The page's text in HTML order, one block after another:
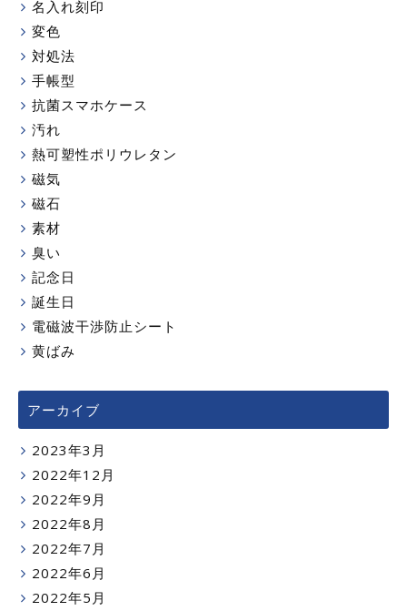
名入れ刻印
変色
対処法
手帳型
抗菌スマホケース
汚れ
熱可塑性ポリウレタン
磁気
磁石
素材
臭い
記念日
誕生日
電磁波干渉防止シート
黄ばみ
アーカイブ
2023年3月
2022年12月
2022年9月
2022年8月
2022年7月
2022年6月
2022年5月